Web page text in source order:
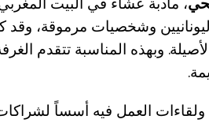
وشخصيات مرموقة، وقد
وبهذه المناسبة تتقدم
العمل فيه أسساً